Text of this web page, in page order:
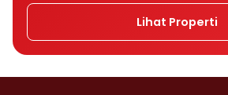
Lihat Properti